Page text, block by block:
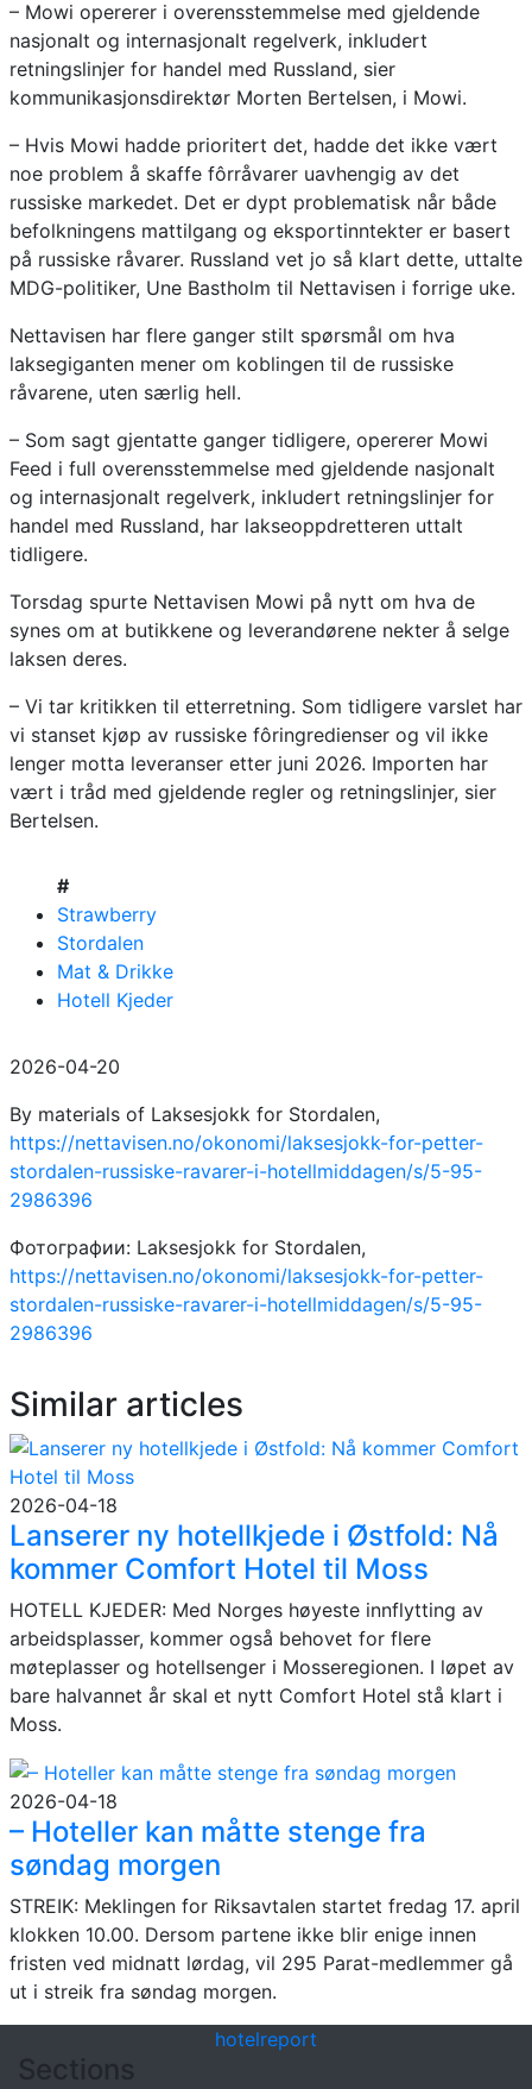
– Mowi opererer i overensstemmelse med gjeldende
nasjonalt og internasjonalt regelverk, inkludert
retningslinjer for handel med Russland, sier
kommunikasjonsdirektør Morten Bertelsen, i Mowi.
– Hvis Mowi hadde prioritert det, hadde det ikke vært
noe problem å skaffe fôrråvarer uavhengig av det
russiske markedet. Det er dypt problematisk når både
befolkningens mattilgang og eksportinntekter er basert
på russiske råvarer. Russland vet jo så klart dette, uttalte
MDG-politiker, Une Bastholm til Nettavisen i forrige uke.
Nettavisen har flere ganger stilt spørsmål om hva
laksegiganten mener om koblingen til de russiske
råvarene, uten særlig hell.
– Som sagt gjentatte ganger tidligere, opererer Mowi
Feed i full overensstemmelse med gjeldende nasjonalt
og internasjonalt regelverk, inkludert retningslinjer for
handel med Russland, har lakseoppdretteren uttalt
tidligere.
Torsdag spurte Nettavisen Mowi på nytt om hva de
synes om at butikkene og leverandørene nekter å selge
laksen deres.
– Vi tar kritikken til etterretning. Som tidligere varslet har
vi stanset kjøp av russiske fôringredienser og vil ikke
lenger motta leveranser etter juni 2026. Importen har
vært i tråd med gjeldende regler og retningslinjer, sier
Bertelsen.
#
Strawberry
Stordalen
Mat & Drikke
Hotell Kjeder
2026-04-20
By materials of Laksesjokk for Stordalen,
https://nettavisen.no/okonomi/laksesjokk-for-petter-
stordalen-russiske-ravarer-i-hotellmiddagen/s/5-95-
2986396
Фотографии: Laksesjokk for Stordalen,
https://nettavisen.no/okonomi/laksesjokk-for-petter-
stordalen-russiske-ravarer-i-hotellmiddagen/s/5-95-
2986396
Similar articles
2026-04-18
Lanserer ny hotellkjede i Østfold: Nå
kommer Comfort Hotel til Moss
HOTELL KJEDER: Med Norges høyeste innflytting av
arbeidsplasser, kommer også behovet for flere
møteplasser og hotellsenger i Mosseregionen. I løpet av
bare halvannet år skal et nytt Comfort Hotel stå klart i
Moss.
2026-04-18
– Hoteller kan måtte stenge fra
søndag morgen
STREIK: Meklingen for Riksavtalen startet fredag 17. april
klokken 10.00. Dersom partene ikke blir enige innen
fristen ved midnatt lørdag, vil 295 Parat-medlemmer gå
ut i streik fra søndag morgen.
hotelreport
Sections